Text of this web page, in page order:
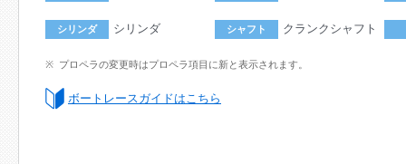
シリンダ シリンダ シャフト クランクシャフト
プロペラの変更時はプロペラ項目に新と表示されます。
ボートレースガイドはこちら